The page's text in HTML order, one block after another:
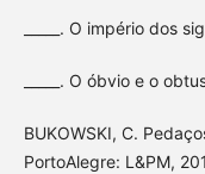
_____. O império dos
_____. O óbvio e o
BUKOWSKI, C.
PortoAlegre: L&PM,